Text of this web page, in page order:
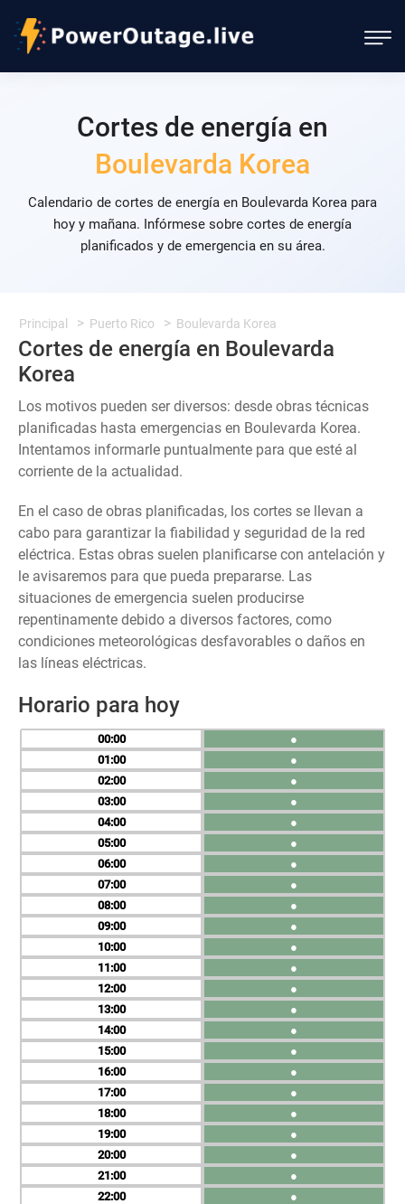
Cortes de energía en
Boulevarda Korea
Calendario de cortes de energía en Boulevarda Korea para
hoy y mañana. Infórmese sobre cortes de energía
planificados y de emergencia en su área.
Principal Puerto Rico Boulevarda Korea
Cortes de energía en Boulevarda
Korea
Los motivos pueden ser diversos: desde obras técnicas
planificadas hasta emergencias en Boulevarda Korea.
Intentamos informarle puntualmente para que esté al
corriente de la actualidad.
En el caso de obras planificadas, los cortes se llevan a
cabo para garantizar la fiabilidad y seguridad de la red
eléctrica. Estas obras suelen planificarse con antelación y
le avisaremos para que pueda prepararse. Las
situaciones de emergencia suelen producirse
repentinamente debido a diversos factores, como
condiciones meteorológicas desfavorables o daños en
las líneas eléctricas.
Horario para hoy
00
01
02
03
04
05
06
07
08
09
10
11
12
13
14
15
16
17
18
19
20
21
22
●
●
●
●
●
●
●
●
●
●
●
●
●
●
●
●
●
●
●
●
●
●
●